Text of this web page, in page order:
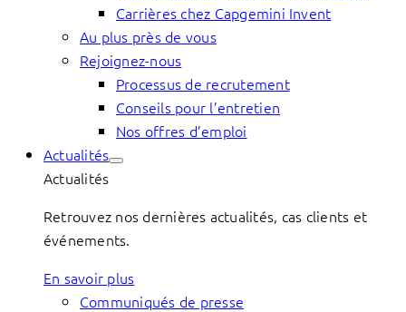
Carrières chez Capgemini Invent
Au plus près de vous
Rejoignez-nous
Processus de recrutement
Conseils pour l’entretien
Nos offres d’emploi
Actualités
Actualités
Retrouvez nos dernières actualités, cas clients et
événements.
En savoir plus
Communiqués de presse